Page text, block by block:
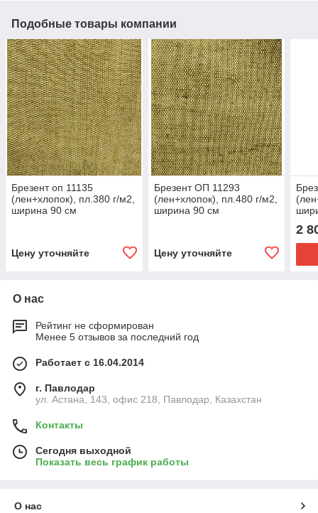
Подобные товары компании
Брезент оп 11135
(лен+хлопок), пл.380 г/м2,
ширина 90 см
Цену уточняйте
Брезент ОП 11293
(лен+хлопок), пл.480 г/м2,
ширина 90 см
Цену уточняйте
2
О нас
Рейтинг не сформирован
Менее 5 отзывов за последний год
Работает с 16.04.2014
г. Павлодар
ул. Астана, 143, офис 218, Павлодар, Казахстан
Контакты
Сегодня выходной
Показать весь график работы
О нас